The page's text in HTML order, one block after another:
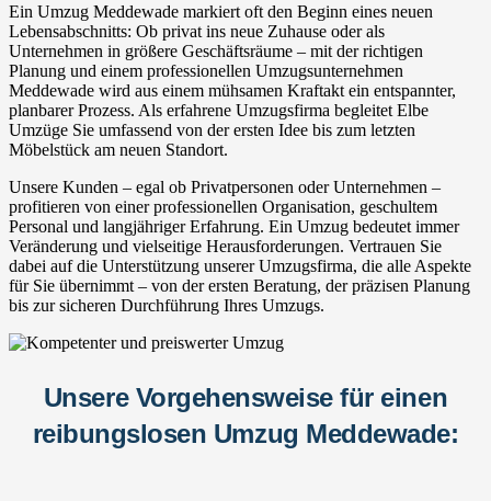
Ein Umzug Meddewade markiert oft den Beginn eines neuen
Lebensabschnitts: Ob privat ins neue Zuhause oder als
Unternehmen in größere Geschäftsräume – mit der richtigen
Planung und einem professionellen Umzugsunternehmen
Meddewade wird aus einem mühsamen Kraftakt ein entspannter,
planbarer Prozess. Als erfahrene Umzugsfirma begleitet Elbe
Umzüge Sie umfassend von der ersten Idee bis zum letzten
Möbelstück am neuen Standort.
Unsere Kunden – egal ob Privatpersonen oder Unternehmen –
profitieren von einer professionellen Organisation, geschultem
Personal und langjähriger Erfahrung. Ein Umzug bedeutet immer
Veränderung und vielseitige Herausforderungen. Vertrauen Sie
dabei auf die Unterstützung unserer Umzugsfirma, die alle Aspekte
für Sie übernimmt – von der ersten Beratung, der präzisen Planung
bis zur sicheren Durchführung Ihres Umzugs.
Unsere Vorgehensweise für einen
reibungslosen Umzug Meddewade: